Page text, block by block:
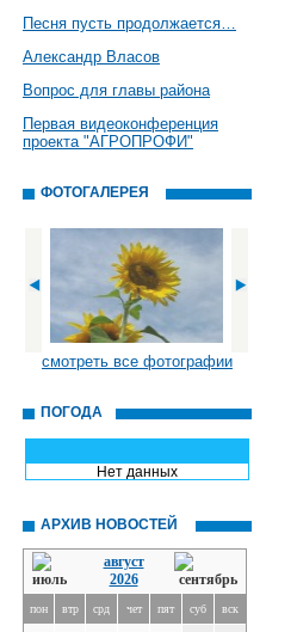
Песня пусть продолжается…
Александр Власов
Вопрос для главы района
Первая видеоконференция
проекта "АГРОПРОФИ"
ФОТОГАЛЕРЕЯ
смотреть все фотографии
ПОГОДА
Нет данных
АРХИВ НОВОСТЕЙ
август
2026
пон втр срд чет пят суб вск